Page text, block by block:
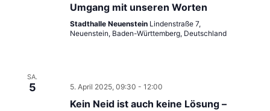
Umgang mit unseren Worten
Stadthalle Neuenstein Lindenstraße 7,
Neuenstein, Baden-Württemberg, Deutschland
SA.
5 5. April 2025, 09:30 - 12:00
Kein Neid ist auch keine Lösung –